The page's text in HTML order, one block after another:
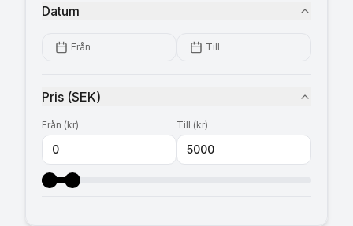
Datum
Från Till
Pris (SEK)
Från (kr) Till (kr)